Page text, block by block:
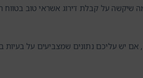
שיקשה על קבלת דירוג אשראי טוב בטווח
יש עליכם נתונים שמצביעים על בעיות